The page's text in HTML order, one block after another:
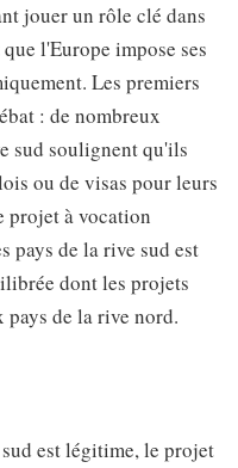
jouer un rôle clé dans
l'Europe impose ses
Les premiers
: de nombreux
sud soulignent qu'ils
ou de visas pour leurs
projet à vocation
pays de la rive sud est
dont les projets
pays de la rive nord.
est légitime, le projet